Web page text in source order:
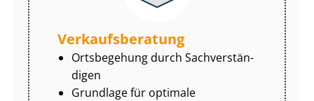
Ver­kaufs­be­ra­tung
Ortsbegehung durch Sach­ver­stän­
di­gen
Grundlage für optimale